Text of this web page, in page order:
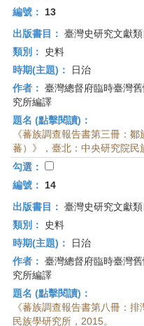
編號：
13
出版書目： 臺灣史研究文獻
類別：
史料
時期(主題)：
日治
作者： 臺灣總督府臨時臺灣
究所編譯
題名 (點擊閱讀)：
《蕃族調查報告書第三冊：
蕃）》，臺北：中央研究院民
勾選：
編號：
14
出版書目： 臺灣史研究文獻
類別：
史料
時期(主題)：
日治
作者： 臺灣總督府臨時臺灣
究所編譯
題名 (點擊閱讀)：
《蕃族調查報告書第八冊：
民族學研究所，2015。